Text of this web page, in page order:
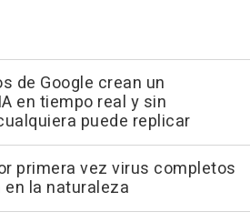
de Google crean un
en tiempo real y sin
puede replicar
primera vez virus completos
la naturaleza